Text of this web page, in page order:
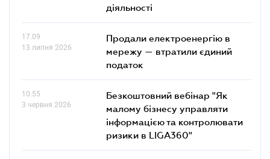
діяльності
17.09
13 липня 2026
Продали електроенергію в
мережу — втратили єдиний
податок
10.55
3 червня 2026
Безкоштовний вебінар "Як
малому бізнесу управляти
інформацією та контролювати
ризики в LIGA360"